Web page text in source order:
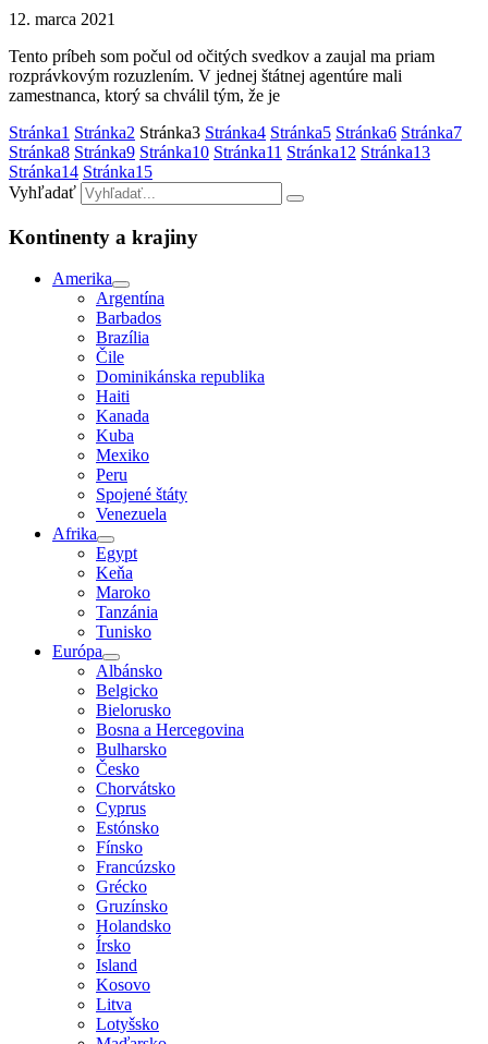
12. marca 2021
Tento príbeh som počul od očitých svedkov a zaujal ma priam
rozprávkovým rozuzlením. V jednej štátnej agentúre mali
zamestnanca, ktorý sa chválil tým, že je
Stránka1 Stránka2 Stránka3 Stránka4 Stránka5 Stránka6 Stránka7
Stránka8 Stránka9 Stránka10 Stránka11 Stránka12 Stránka13
Stránka14 Stránka15
Vyhľadať
Kontinenty a krajiny
Amerika
Argentína
Barbados
Brazília
Čile
Dominikánska republika
Haiti
Kanada
Kuba
Mexiko
Peru
Spojené štáty
Venezuela
Afrika
Egypt
Keňa
Maroko
Tanzánia
Tunisko
Európa
Albánsko
Belgicko
Bielorusko
Bosna a Hercegovina
Bulharsko
Česko
Chorvátsko
Cyprus
Estónsko
Fínsko
Francúzsko
Grécko
Gruzínsko
Holandsko
Írsko
Island
Kosovo
Litva
Lotyšsko